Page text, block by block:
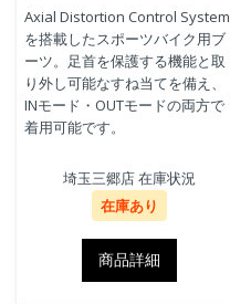
Axial Distortion Control System
を搭載したスポーツバイク用ブ
ーツ。足首を保護する機能と取
り外し可能なすね当てを備え、
INモード・OUTモードの両方で
着用可能です。
埼玉三郷店 在庫状況
在庫あり
商品詳細